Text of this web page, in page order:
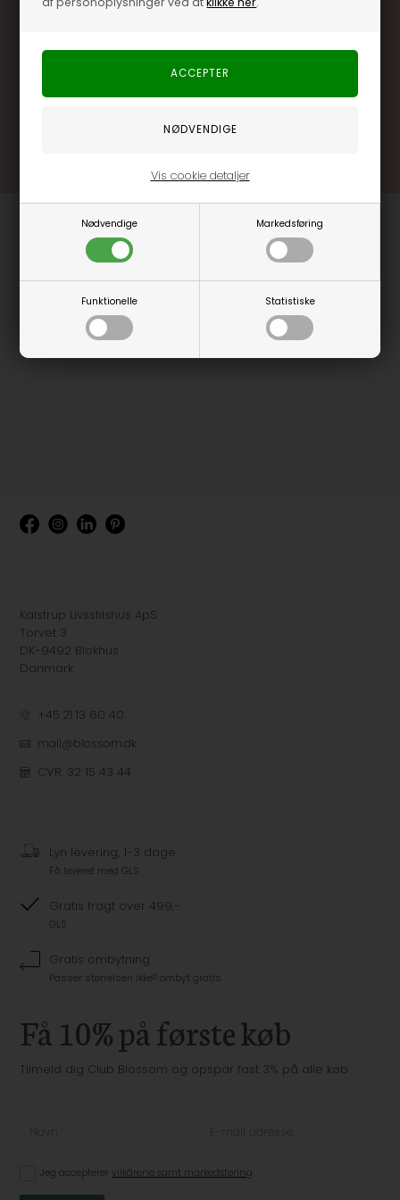
Nødvendige Markedsføring
Funktionelle Statistiske
Vis cookie detaljer
.... og mange flere fordele
Læs mere og bliv medlem
Kalstrup Livsstilshus ApS
Torvet 3
DK-9492 Blokhus
Danmark
+45 21 13 60 40
mail@blossom.dk
CVR: 32 15 43 44
Lyn levering, 1-3 dage
Få leveret med GLS
Gratis fragt over 499,-
GLS
Gratis ombytning
Passer størrelsen ikke? ombyt gratis
Få 10% på første køb
Tilmeld dig Club Blossom og opspar fast 3% på alle køb
Jeg accepterervilkårene samt markedsføring